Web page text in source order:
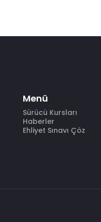
Menü
Sürücü Kursları
Haberler
Ehliyet Sınavı Çöz